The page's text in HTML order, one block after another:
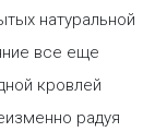
натуральной
все еще
кровлей
радуя